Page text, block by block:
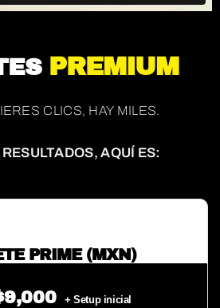
PREMIUM
CLICS, HAY MILES.
AQUÍ ES:
PRIME (MXN)
+ Setup inicial